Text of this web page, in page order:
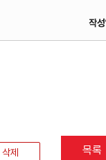
작
삭제 목록